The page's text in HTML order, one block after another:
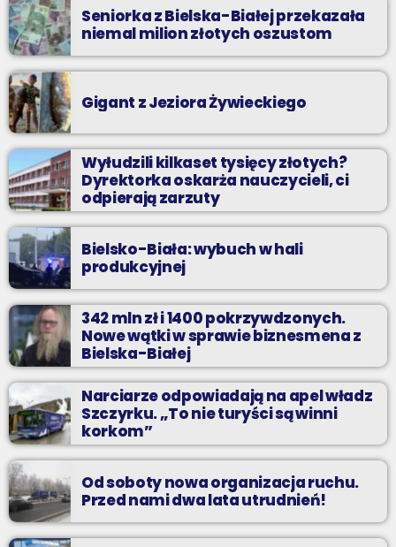
Seniorka z Bielska-Białej przekazała
niemal milion złotych oszustom
Gigant z Jeziora Żywieckiego
Wyłudzili kilkaset tysięcy złotych?
Dyrektorka oskarża nauczycieli, ci
odpierają zarzuty
Bielsko-Biała: wybuch w hali
produkcyjnej
342 mln zł i 1400 pokrzywdzonych.
Nowe wątki w sprawie biznesmena z
Bielska-Białej
Narciarze odpowiadają na apel władz
Szczyrku. „To nie turyści są winni
korkom”
Od soboty nowa organizacja ruchu.
Przed nami dwa lata utrudnień!